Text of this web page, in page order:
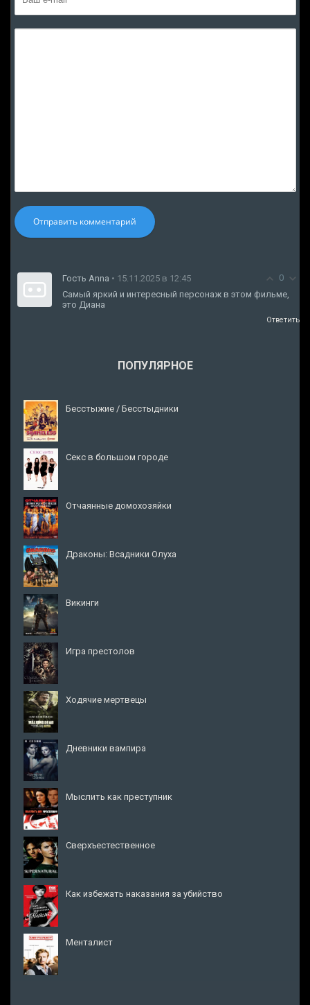
Отправить комментарий
0
Гость Anna • 15.11.2025 в 12:45
Самый яркий и интересный персонаж в этом фильме,
это Диана
Ответить
ПОПУЛЯРНОЕ
Бесстыжие / Бесстыдники
Секс в большом городе
Отчаянные домохозяйки
Драконы: Всадники Олуха
Викинги
Игра престолов
Ходячие мертвецы
Дневники вампира
Мыслить как преступник
Сверхъестественное
Как избежать наказания за убийство
Менталист